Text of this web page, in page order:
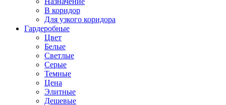
В коридор
Для узкого коридора
Гардеробные
Цвет
Белые
Светлые
Серые
Темные
Цена
Элитные
Дешевые